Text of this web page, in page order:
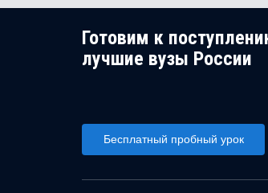
Готовим к
лучшие вузы России
Бесплатный пробный урок